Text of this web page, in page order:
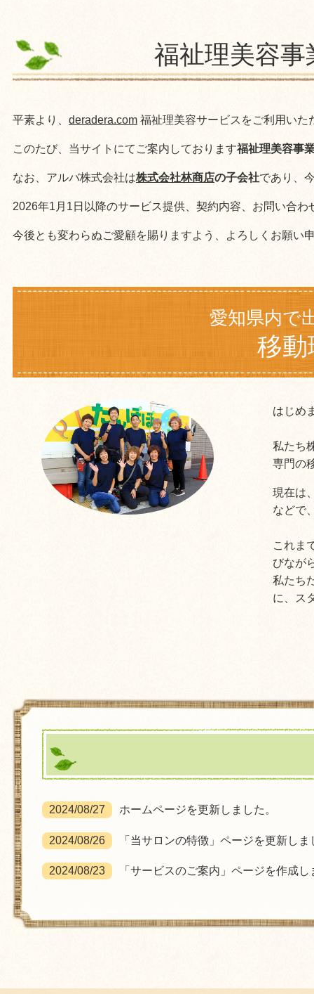
福祉理美容
平素より、 deradera.com 福祉理美容サービスをご利用い
このたび、当サイトにてご案内しております福祉理美容事
なお、アルバ株式会社は株式会社林商店の子会社であり、
2026年1月1日以降のサービス提供、契約内容、お問い合
今後とも変わらぬご愛顧を賜りますよう、よろしくお願い
愛知県内で
移
はじめ
私たち
専門の
現在は
などで
これま
びなが
私たち
に、ス
2024/08/27 ホームページを更新しました。
2024/08/26 「当サロンの特徴」ページを更新しま
2024/08/23 「サービスのご案内」ページを作成